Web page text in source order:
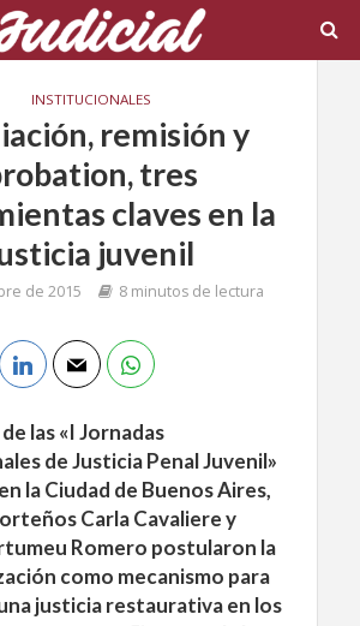
INSTITUCIONALES
remisión y
tres
claves en la
juvenil
de 2015 8 minutos de lectura
las «I Jornadas
de Justicia Penal Juvenil»
la Ciudad de Buenos Aires,
Carla Cavaliere y
Romero postularon la
como mecanismo para
justicia restaurativa en los